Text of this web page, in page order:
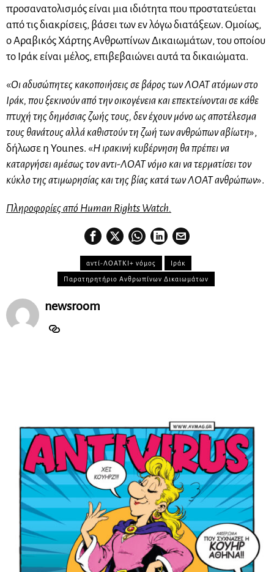
προσανατολισμός είναι μια ιδιότητα που προστατεύεται
από τις διακρίσεις, βάσει των εν λόγω διατάξεων. Ομοίως,
ο Αραβικός Χάρτης Ανθρωπίνων Δικαιωμάτων, του οποίου
το Ιράκ είναι μέλος, επιβεβαιώνει αυτά τα δικαιώματα.
«Οι αδυσώπητες κακοποιήσεις σε βάρος των ΛΟΑΤ ατόμων στο
Ιράκ, που ξεκινούν από την οικογένεια και επεκτείνονται σε κάθε
πτυχή της δημόσιας ζωής τους, δεν έχουν μόνο ως αποτέλεσμα
τους θανάτους αλλά καθιστούν τη ζωή των ανθρώπων αβίωτη»,
δήλωσε η Younes. «Η ιρακινή κυβέρνηση θα πρέπει να
καταργήσει αμέσως τον αντι-ΛΟΑΤ νόμο και να τερματίσει τον
κύκλο της ατιμωρησίας και της βίας κατά των ΛΟΑΤ ανθρώπων».
Πληροφορίες από Human Rights Watch.
αντί-ΛΟΑΤΚΙ+ νόμος Ιράκ
Παρατηρητήριο Ανθρωπίνων Δικαιωμάτων
newsroom